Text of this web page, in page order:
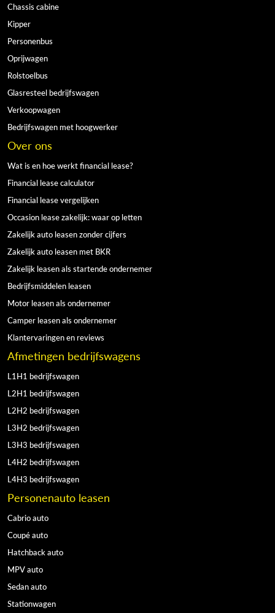
Chassis cabine
Kipper
Personenbus
Oprijwagen
Rolstoelbus
Glasresteel bedrijfswagen
Verkoopwagen
Bedrijfswagen met hoogwerker
Over ons
Wat is en hoe werkt financial lease?
Financial lease calculator
Financial lease vergelijken
Occasion lease zakelijk: waar op letten
Zakelijk auto leasen zonder cijfers
Zakelijk auto leasen met BKR
Zakelijk leasen als startende ondernemer
Bedrijfsmiddelen leasen
Motor leasen als ondernemer
Camper leasen als ondernemer
Klantervaringen en reviews
Afmetingen bedrijfswagens
L1H1 bedrijfswagen
L2H1 bedrijfswagen
L2H2 bedrijfswagen
L3H2 bedrijfswagen
L3H3 bedrijfswagen
L4H2 bedrijfswagen
L4H3 bedrijfswagen
Personenauto leasen
Cabrio auto
Coupé auto
Hatchback auto
MPV auto
Sedan auto
Stationwagen